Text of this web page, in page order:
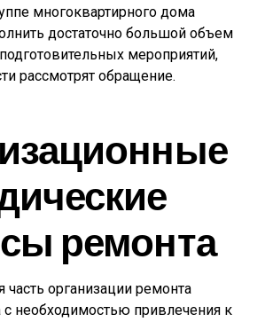
многоквартирного дома
достаточно большой объем
мероприятий,
рассмотрят обращение.
ремонта
часть организации ремонта
с необходимостью привлечения к